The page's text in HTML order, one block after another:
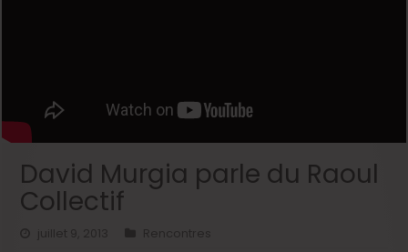
David Murgia parle du Raoul
Collectif
juillet 9, 2013
Rencontres